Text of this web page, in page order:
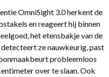
OmniSight 3.0 herkent de
en reageert hij binnen
het etensbakje van de
ze nauwkeurig, past
probleemloos
over te slaan. Ook